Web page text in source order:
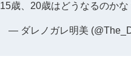
15歳、20歳はどうなるのかな
— ダレノガレ明美